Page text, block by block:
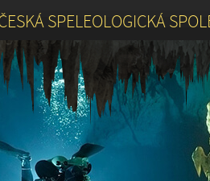
SPELEOLOGICKÁ